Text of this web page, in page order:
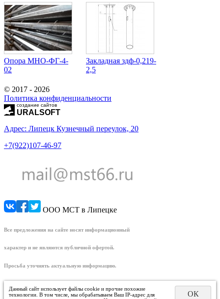
Опора МНО-ФГ-4-
02
Закладная здф-0,219-
2,5
© 2017 - 2026
Политика конфиденциальности
создание сайтов
URALSOFT
Адрес: Липецк Кузнечный переулок, 20
+7(922)107-46-97
ООО МСТ в Липецке
Все предложения на сайте носят информационный
характер и не являются публичной офертой.
Просьба уточнять актуальную информацию.
Данный сайт использует файлы cookie и прочие похожие
технологии. В том числе, мы обрабатываем Ваш IP-адрес для
ОК